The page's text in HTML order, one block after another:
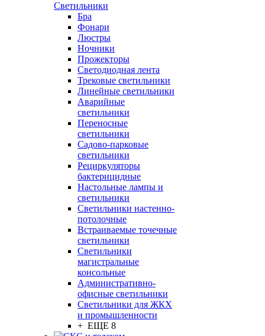
Светильники
Бра
Фонари
Люстры
Ночники
Прожекторы
Светодиодная лента
Трековые светильники
Линейные светильники
Аварийные
светильники
Переносные
светильники
Садово-парковые
светильники
Рециркуляторы
бактерицидные
Настольные лампы и
светильники
Светильники настенно-
потолочные
Встраиваемые точечные
светильники
Светильники
магистральные
консольные
Административно-
офисные светильники
Светильники для ЖКХ
и промышленности
+ ЕЩЕ 8